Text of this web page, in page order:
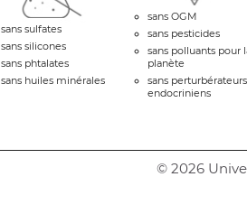
sans sulfates
sans silicones
sans phtalates
sans huiles minérales
sans OGM
sans pesticides
sans polluants pour
planète
sans perturbérateurs
endocriniens
© 2026